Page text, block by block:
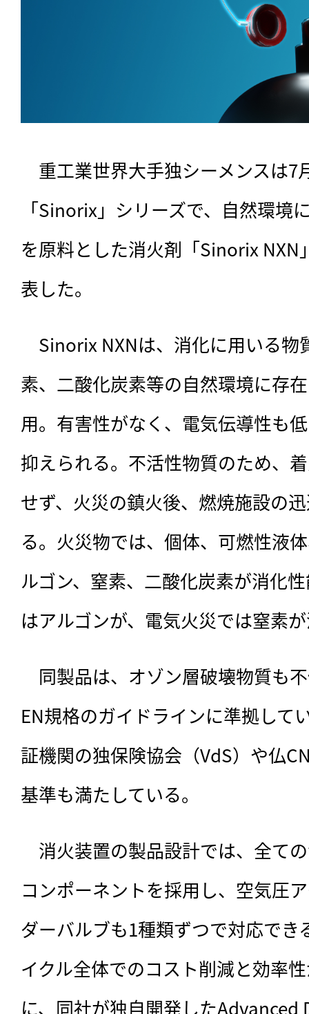
重工業世界大手独シーメンスは7
「Sinorix」シリーズで、自然環境
を原料とした消火剤「Sinorix NXN
表した。
Sinorix NXNは、 消化に用いる物
素、二酸化炭素等の自然環境に存
用。有害性がなく、電気伝導性も
抑えられる。不活性物質のため、
せず、火災の鎮火後、燃焼施設の
る。火災物では、個体、可燃性液
ルゴン、窒素、二酸化炭素が消化
はアルゴンが、電気火災では窒素
同製品は、オゾン層破壊物質も
EN規格のガイドラインに準拠して
証機関の独保険協会（VdS）や仏
基準も満たしている。
消火装置の製品設計では、全て
コンポーネントを採用し、空気圧
ダーバルブも1種類ずつで対応でき
イクル全体でのコスト削減と効率
に、同社が独自開発した